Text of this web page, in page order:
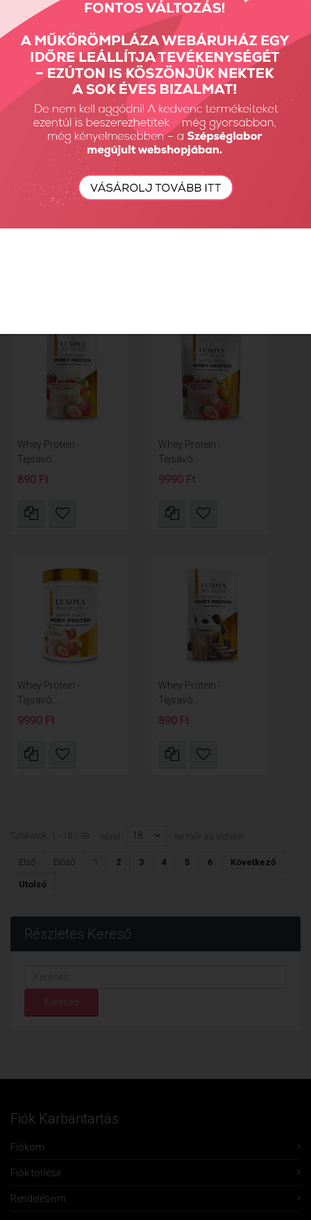
Whey Protein -
Whey Protein -
Whey Protein -
Tejsavó...
890 Ft
Whey Protein -
Tejsavó...
9990 Ft
Whey Protein -
Tejsavó...
9990 Ft
Whey Protein -
Tejsavó...
890 Ft
Találatok: 1 - 18 / 93 nézet: 18 termék az oldalon
Első Előző 1 2 3 4 5 6 Következő
Utolsó
Részletes Kereső
Keresés
Fiók Karbantartás
Fiókom
Fiók törlése
Rendeléseim